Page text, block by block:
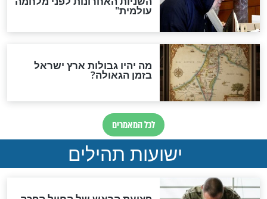
לכל המאמרים
להמתקת הדינים וביטול
גזרות